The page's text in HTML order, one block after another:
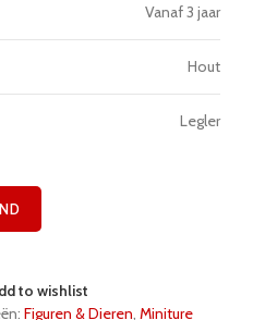
Vanaf 3 jaar
Hout
Legler
to wishlist
Figuren & Dieren Miniture